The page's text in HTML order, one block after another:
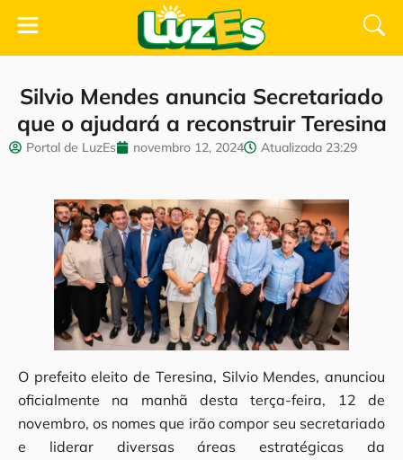
Silvio Mendes anuncia Secretariado
que o ajudará a reconstruir Teresina
Portal de LuzEs novembro 12, 2024 Atualizada 23:29
O prefeito eleito de Teresina, Silvio Mendes, anunciou
oficialmente na manhã desta terça-feira, 12 de
novembro, os nomes que irão compor seu secretariado
e liderar diversas áreas estratégicas da